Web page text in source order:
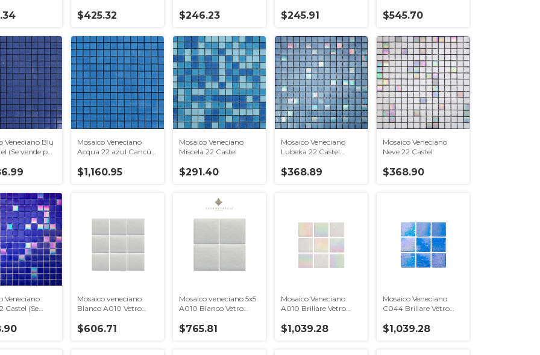
$425.32 $246.23 $245.91 $545.70
Veneciano Blu
(Se vende por
Mosaico Veneciano
Acqua 22 azul Cancún
caja con 4.28 m2)
$1,160.95
Mosaico Veneciano
Miscela 22 Castel
$291.40
Mosaico Veneciano
Lubeka 22 Castel
$368.89
Mosaico Veneciano
Neve 22 Castel
$368.90
Veneciano
Castel (Se
Mosaico veneciano
Blanco A010 Vetro
$606.71
Mosaico veneciano 5x5
A010 Blanco Vetro
$765.81
Mosaico Veneciano
A010 Brillare Vetro
$1,039.28
Mosaico Veneciano
C044 Brillare Vetro
$1,039.28